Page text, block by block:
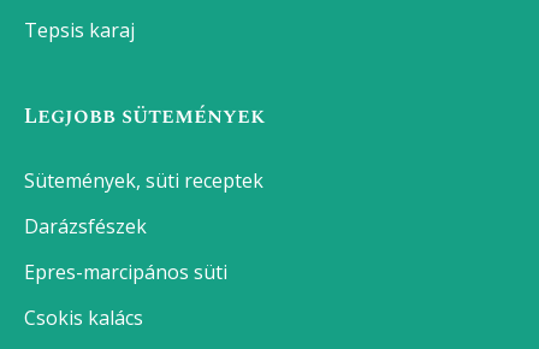
Tepsis karaj
Legjobb sütemények
Sütemények, süti receptek
Darázsfészek
Epres-marcipános süti
Csokis kalács